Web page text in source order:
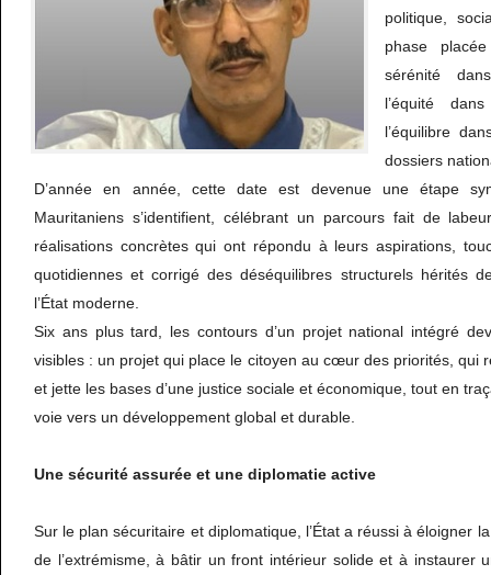
politique,
phase
sérénité
l’équité
l’équilibre
dossiers
D’année en année, cette date est devenue une étape
Mauritaniens s’identifient, célébrant un parcours fait de
réalisations concrètes qui ont répondu à leurs aspirations,
quotidiennes et corrigé des déséquilibres structurels hérités
l’État moderne.
Six ans plus tard, les contours d’un projet national intégré
visibles : un projet qui place le citoyen au cœur des priorités, qui
et jette les bases d’une justice sociale et économique, tout en
voie vers un développement global et durable.
Une sécurité assurée et une diplomatie active
Sur le plan sécuritaire et diplomatique, l’État a réussi à éloigner
de l’extrémisme, à bâtir un front intérieur solide et à instaurer